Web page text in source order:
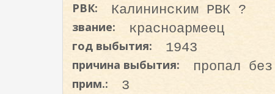
РВК: Калининским РВК ?
звание: красноармеец
год выбытия: 1943
причина выбытия: пропал
прим.: 3